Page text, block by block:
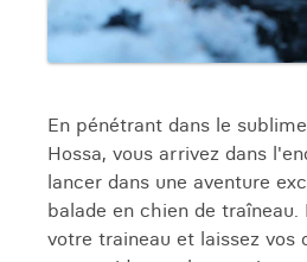
En pénétrant dans le
Hossa, vous arrivez dans
lancer dans une aventure
balade en chien de
votre traineau et laissez vos